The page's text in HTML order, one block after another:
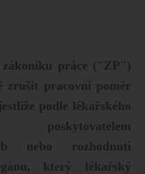
zákoníku práce ("ZP")
zrušit pracovní poměr
podle lékařského
nebo rozhodnutí
který lékařský